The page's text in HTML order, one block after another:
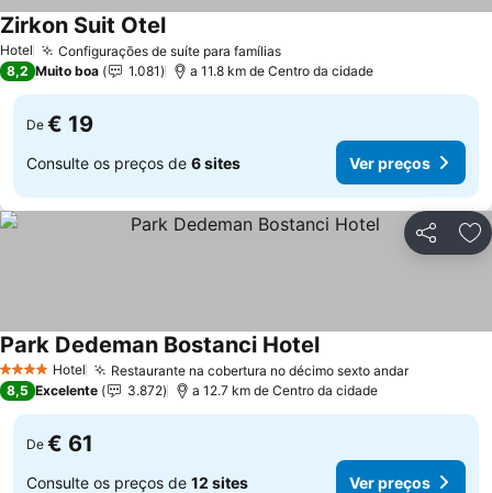
Hotel Configurações de suíte para famíliasVer preços
Zirkon Suit OtelVer preços
8,2 Muito boa 1.081 a 11.8 km de Centro da cidade
De € 19
Consulte os preços de 6 sites Ver preços
Partilhar
4 EstrelasHotel Restaurante na cobertura no décimo sexto andarVer
Park Dedeman Bostanci HotelVer preços
8,5 Excelente 3.872 a 12.7 km de Centro da cidade
De € 61
Consulte os preços de 12 sites Ver preços